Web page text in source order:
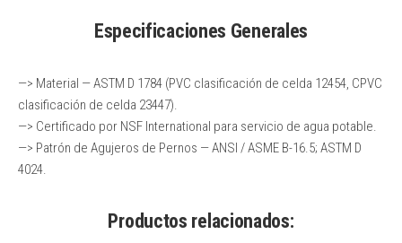
Especificaciones Generales
—> Material — ASTM D 1784 (PVC clasificación de celda 12454, CPVC
clasificación de celda 23447).
—> Certificado por NSF International para servicio de agua potable.
—> Patrón de Agujeros de Pernos — ANSI / ASME B-16.5; ASTM D
4024.
Productos relacionados: